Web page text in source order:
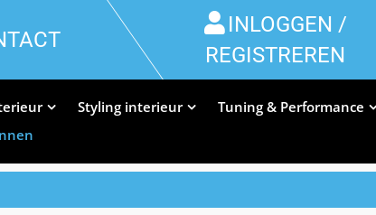
INLOGGEN /
REGISTREREN
Styling interieur
Tuning & Performance